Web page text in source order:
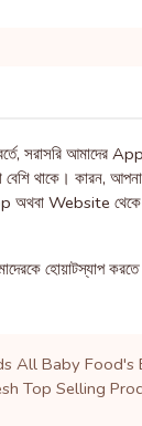
সরাসরি আমাদের
বেশি থাকে। কারন,
অথবা Website
হোয়াটস্যাপ
All Baby Food's
Top Selling